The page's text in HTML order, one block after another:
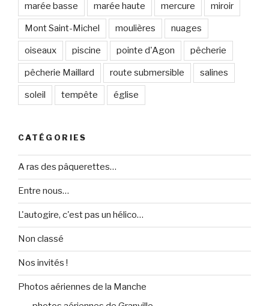
marée basse marée haute mercure miroir
Mont Saint-Michel moulières nuages
oiseaux piscine pointe d'Agon pêcherie
pêcherie Maillard route submersible salines
soleil tempête église
CATÉGORIES
A ras des pâquerettes…
Entre nous…
L'autogire, c'est pas un hélico…
Non classé
Nos invités !
Photos aériennes de la Manche